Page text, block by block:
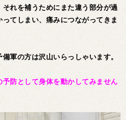
れを補うためにまた違う部分が過
てしまい、痛みにつながってきま
軍の方は沢山いらっしゃいます。
防として身体を動かしてみません